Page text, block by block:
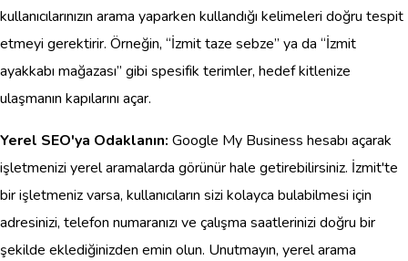
kullanıcılarınızın arama yaparken kullandığı kelimeleri doğru tespit
etmeyi gerektirir. Örneğin, “İzmit taze sebze” ya da “İzmit
ayakkabı mağazası” gibi spesifik terimler, hedef kitlenize
ulaşmanın kapılarını açar.
Yerel SEO'ya Odaklanın: Google My Business hesabı açarak
işletmenizi yerel aramalarda görünür hale getirebilirsiniz. İzmit'te
bir işletmeniz varsa, kullanıcıların sizi kolayca bulabilmesi için
adresinizi, telefon numaranızı ve çalışma saatlerinizi doğru bir
şekilde eklediğinizden emin olun. Unutmayın, yerel arama